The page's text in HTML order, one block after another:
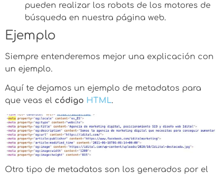
pueden realizar los robots de los motores de
búsqueda en nuestra página web.
Ejemplo
Siempre entenderemos mejor una explicación con
un ejemplo.
Aquí te dejamos un ejemplo de metadatos para
que veas el código HTML.
Otro tipo de metadatos son los generados por el